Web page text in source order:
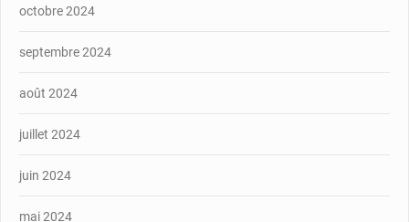
octobre 2024
septembre 2024
août 2024
juillet 2024
juin 2024
mai 2024